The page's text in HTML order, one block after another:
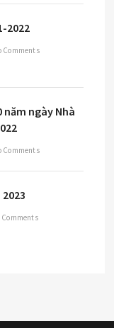
2022
Comments
năm ngày Nhà
Comments
Comments